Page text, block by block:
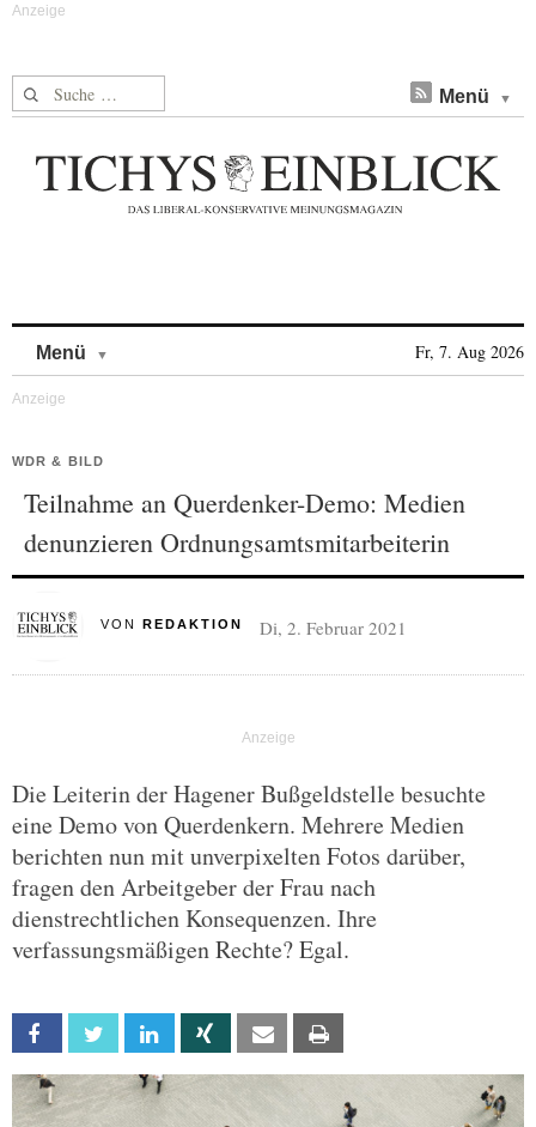
Suche nach: Menü
Menü Fr, 7. Aug 2026
WDR & BILD
Teilnahme an Querdenker-Demo: Medien
denunzieren Ordnungsamtsmitarbeiterin
VON REDAKTION Di, 2. Februar 2021
Die Leiterin der Hagener Bußgeldstelle besuchte
eine Demo von Querdenkern. Mehrere Medien
berichten nun mit unverpixelten Fotos darüber,
fragen den Arbeitgeber der Frau nach
dienstrechtlichen Konsequenzen. Ihre
verfassungsmäßigen Rechte? Egal.
Facebook Twitter Linkedin Xing Email